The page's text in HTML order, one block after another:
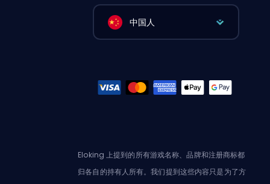
中国人
Eloking 上提到的所有游戏名称、品牌和注册商标都
归各自的持有人所有。我们提到这些内容只是为了方